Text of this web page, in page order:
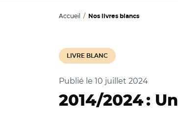
Accueil Nos livres blancs
LIVRE BLANC
Publié le 10 juillet 2024
2014/2024 :